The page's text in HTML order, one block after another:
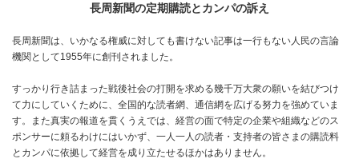
長周新聞の定期購読とカンパの訴え
長周新聞は、いかなる権威に対しても書けない記事は一行もない人民の言論
機関として1955年に創刊されました。
すっかり行き詰まった戦後社会の打開を求める幾千万大衆の願いを結びつけ
て力にしていくために、全国的な読者網、通信網を広げる努力を強めていま
す。また真実の報道を貫くうえでは、経営の面で特定の企業や組織などのス
ポンサーに頼るわけにはいかず、一人一人の読者・支持者の皆さまの購読料
とカンパに依拠して経営を成り立たせるほかはありません。